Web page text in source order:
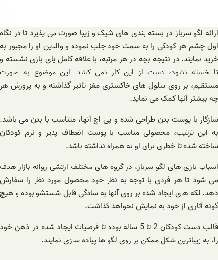
ارائه لگو سرباز در بسته بندی های شیک و زیبا صورت می پذیرد تا در نگاه
اول چشم هر کودکی را به سمت خود جلب نموده و والدین او را مجبور به
خرید نمایند. در نتیجه بچه در هر مرتبه، با علاقه کامل پای بازی نشسته و
تا خسته نشود، دست از این کار نمی کشد. این موضوع به صورت
مستقیم، بر روی سلول های خاکستری مغز تاثیر گذاشته و به پرورش هر
چه بیشتر آنها کمک می نماید.
سازگار با پوست بدن طراحی شده و پی اچ آنها، متناسب با بدن می باشد.
به این ترتیب، محصولی مناسب با پوست انعطاف پذیر و نرم کودکان
ساخته شده تا خطری برای او به همراه نداشته باشد.
اسباب بازی های لگو سرباز، در گروه های مختلف ارتشی روانه بازار هدف
می شود تا هر فردی با توجه به نظر خود محصول مورد نظر را سفارش
دهد. لکه های ایجاد شده بر روی آنها به سادگی قابل شستشو بوده و هیچ
گونه آثاری از خود به نمایش نخواهد گذاشت.
قالب دست کودکان 2 تا 5 ساله بوده تا فرضیات ایجاد شده در ذهن خود
را، به زیباترین شکل ممکن بر روی لگو ها پیاده سازی نمایند.